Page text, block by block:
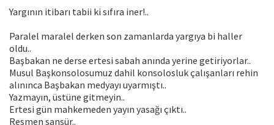
Yargının itibarı tabii ki sıfıra iner!..
Paralel maralel derken son zamanlarda yargıya bi haller
oldu..
Başbakan ne derse ertesi sabah anında yerine getiriyorlar..
Musul Başkonsolosumuz dahil konsolosluk çalışanları rehin
alınınca Başbakan medyayı uyarmıştı..
Yazmayın, üstüne gitmeyin..
Ertesi gün mahkemeden yayın yasağı çıktı..
Resmen sansür..